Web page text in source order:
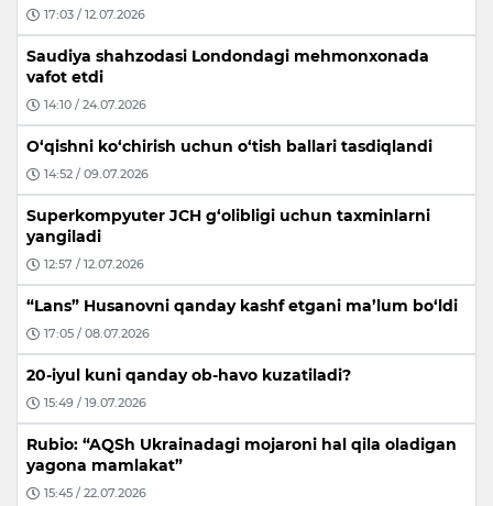
17:03 / 12.07.2026
Saudiya shahzodasi Londondagi mehmonxonada
vafot etdi
14:10 / 24.07.2026
O‘qishni ko‘chirish uchun o‘tish ballari tasdiqlandi
14:52 / 09.07.2026
Superkompyuter JCH g‘olibligi uchun taxminlarni
yangiladi
12:57 / 12.07.2026
“Lans” Husanovni qanday kashf etgani ma’lum bo‘ldi
17:05 / 08.07.2026
20-iyul kuni qanday ob-havo kuzatiladi?
15:49 / 19.07.2026
Rubio: “AQSh Ukrainadagi mojaroni hal qila oladigan
yagona mamlakat”
15:45 / 22.07.2026